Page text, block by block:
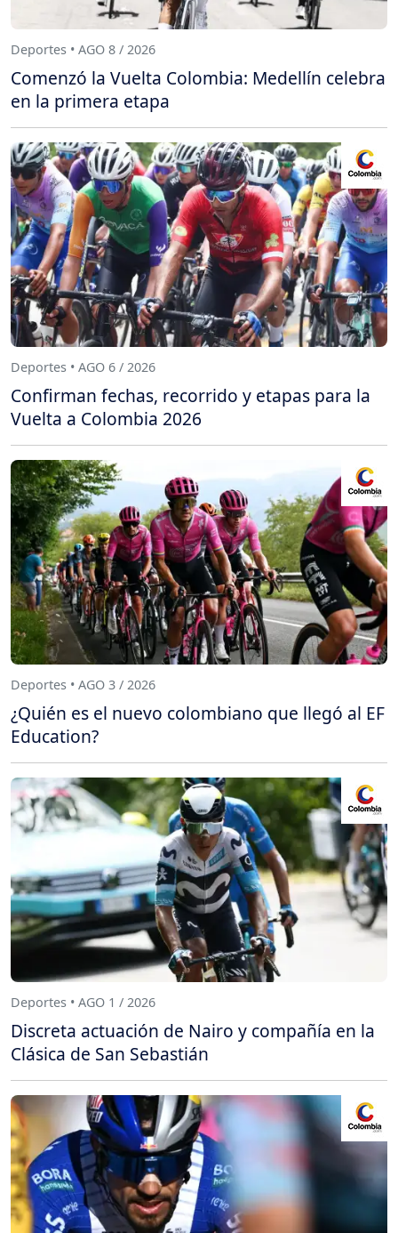
Deportes • AGO 8 / 2026
Comenzó la Vuelta Colombia: Medellín celebra
en la primera etapa
Deportes • AGO 6 / 2026
Confirman fechas, recorrido y etapas para la
Vuelta a Colombia 2026
Deportes • AGO 3 / 2026
¿Quién es el nuevo colombiano que llegó al EF
Education?
Deportes • AGO 1 / 2026
Discreta actuación de Nairo y compañía en la
Clásica de San Sebastián